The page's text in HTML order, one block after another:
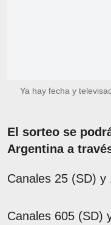
Ya hay fecha y
El sorteo se
Argentina a
Canales 25 (SD) y
Canales 605 (SD)